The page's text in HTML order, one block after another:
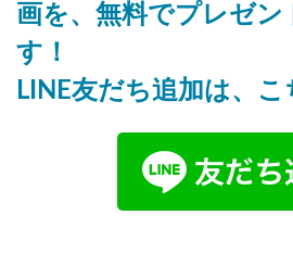
画を、無料でプレゼン
す！
LINE友だち追加は、